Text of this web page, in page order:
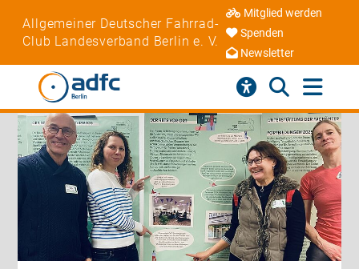
Allgemeiner Deutscher Fahrrad-
Club Landesverband Berlin e. V.
Mitglied werden
Spenden
Newsletter